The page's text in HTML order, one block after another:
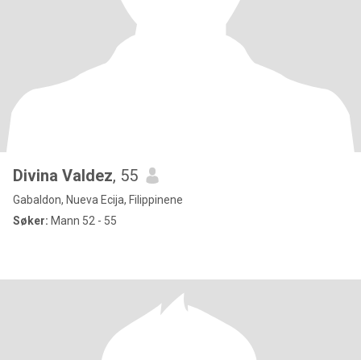
Divina Valdez, 55
Gabaldon, Nueva Ecija, Filippinene
Søker: Mann 52 - 55